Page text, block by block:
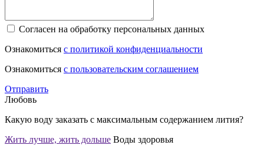
Согласен на обработку персональных данных
Ознакомиться с политикой конфиденциальности
Ознакомиться с пользовательским соглашением
Отправить
Любовь
Какую воду заказать с максимальным содержанием лития?
Жить лучше, жить дольше Воды здоровья